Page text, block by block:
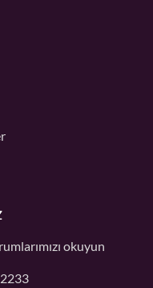
okuyun